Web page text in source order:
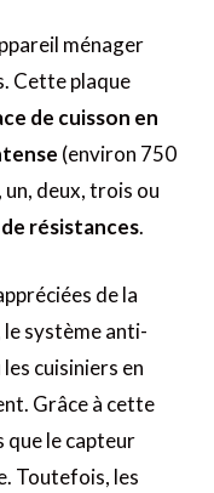
ménager
Cette plaque
de cuisson en
(environ 750
deux, trois ou
résistances.
de la
système anti-
cuisiniers en
Grâce à cette
que le capteur
Toutefois, les